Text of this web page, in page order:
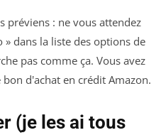
préviens : ne vous attendez
dans la liste des options de
pas comme ça. Vous avez
d'achat en crédit Amazon.
(je les ai tous